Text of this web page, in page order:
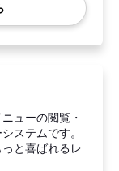
ューの閲覧・
ステムです。
と喜ばれるレ